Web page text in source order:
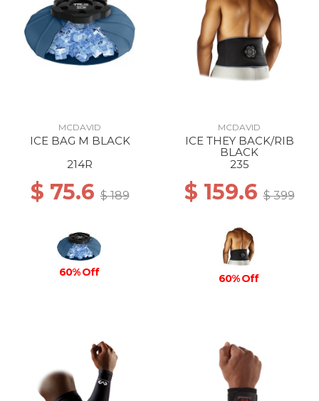
MCDAVID
ICE BAG M BLACK
214R
$ 75.6$ 189
60% Off
MCDAVID
ICE THEY BACK/RIB
BLACK
235
$ 159.6$ 399
60% Off